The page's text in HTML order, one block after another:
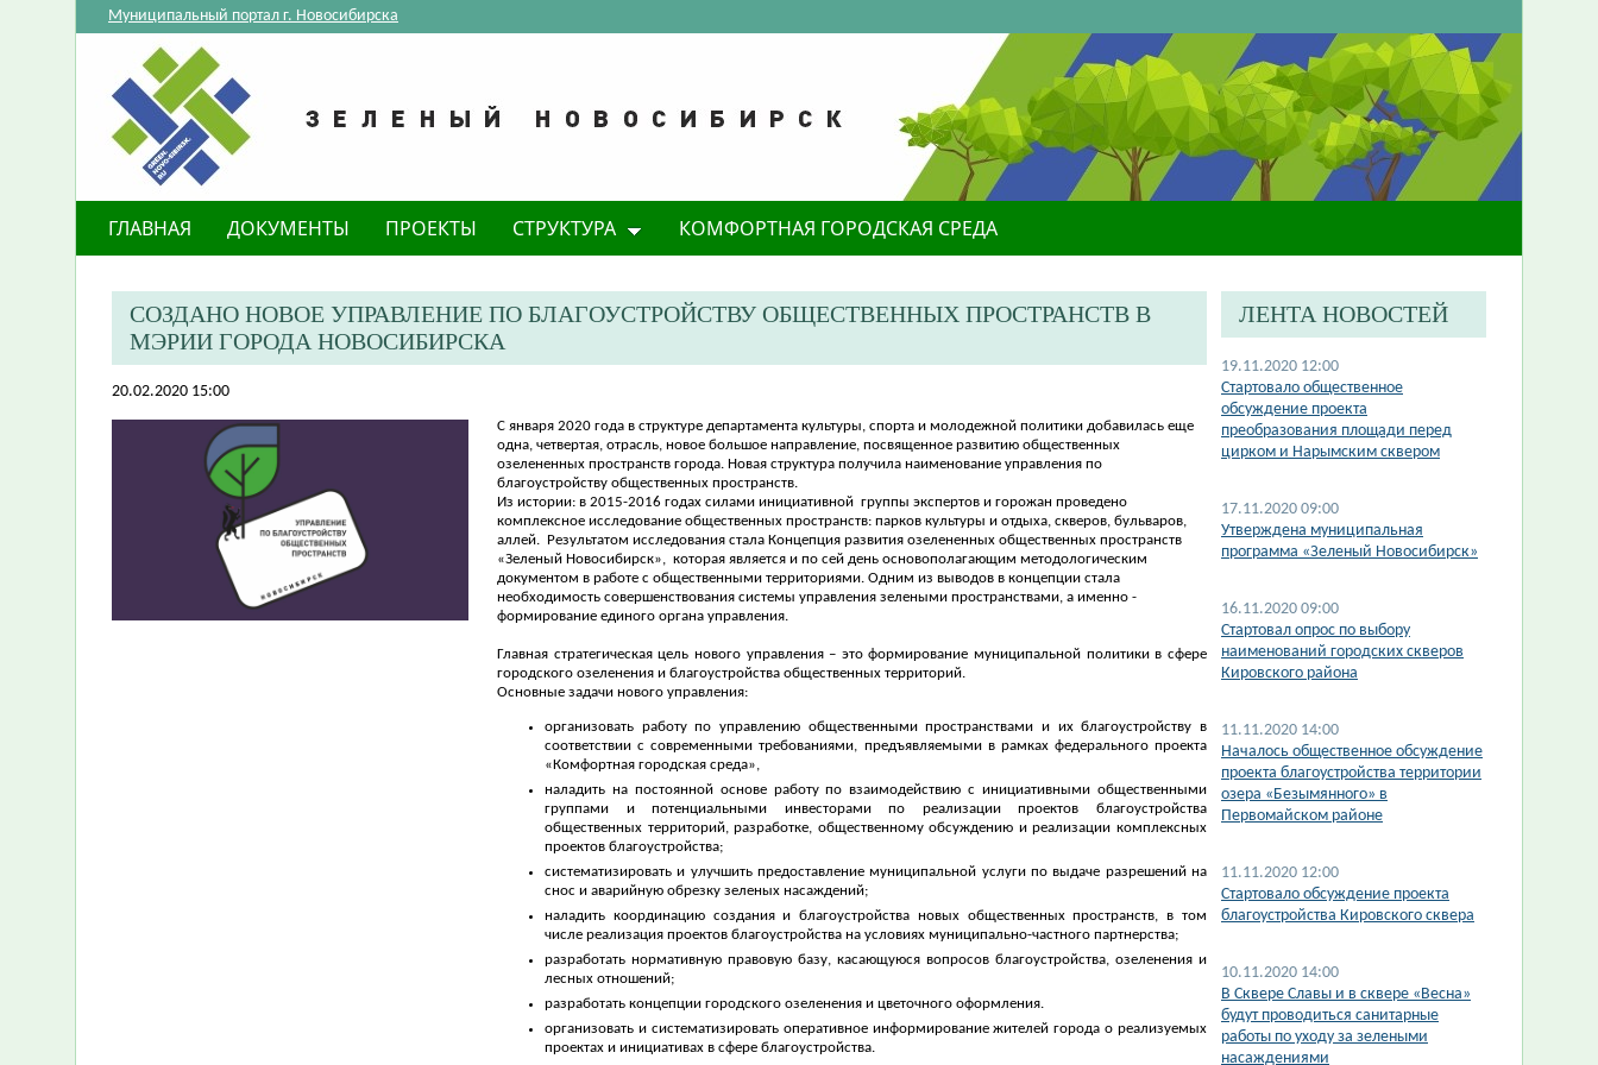
Муниципальный портал г. Новосибирска
ГЛАВНАЯ ДОКУМЕНТЫ ПРОЕКТЫ СТРУКТУРА КОМФОРТНАЯ ГОРОДСКАЯ СРЕДА
СОЗДАНО НОВОЕ УПРАВЛЕНИЕ ПО БЛАГОУСТРОЙСТВУ ОБЩЕСТВЕННЫХ ПРОСТРАНСТВ В
МЭРИИ ГОРОДА НОВОСИБИРСКА
20.02.2020 15:00
​С января 2020 года в структуре департамента культуры, спорта и молодежной политики добавилась еще
одна, четвертая, отрасль, новое большое направление, посвященное развитию общественных
озелененных пространств города. Новая структура получила наименование управления по
благоустройству общественных пространств.
Из истории: в 2015-2016 годах силами инициативной группы экспертов и горожан проведено
комплексное исследование общественных пространств: парков культуры и отдыха, скверов, бульваров,
аллей. Результатом исследования стала Концепция развития озелененных общественных пространств
«Зеленый Новосибирск», которая является и по сей день основополагающим методологическим
документом в работе с общественными территориями. Одним из выводов в концепции стала
необходимость совершенствования системы управления зелеными пространствами, а именно -
формирование единого органа управления.
Главная стратегическая цель нового управления – это формирование муниципальной политики в сфере
городского озеленения и благоустройства общественных территорий.
Основные задачи нового управления:
организовать работу по управлению общественными пространствами и их благоустройству в
соответствии с современными требованиями, предъявляемыми в рамках федерального проекта
«Комфортная городская среда»,
наладить на постоянной основе работу по взаимодействию с инициативными общественными
группами и потенциальными инвесторами по реализации проектов благоустройства
общественных территорий, разработке, общественному обсуждению и реализации комплексных
проектов благоустройства;
систематизировать и улучшить предоставление муниципальной услуги по выдаче разрешений на
снос и аварийную обрезку зеленых насаждений;
наладить координацию создания и благоустройства новых общественных пространств, в том
числе реализация проектов благоустройства на условиях муниципально-частного партнерства;
разработать нормативную правовую базу, касающуюся вопросов благоустройства, озеленения и
лесных отношений;
разработать концепции городского озеленения и цветочного оформления.
организовать и систематизировать оперативное информирование жителей города о реализуемых
проектах и инициативах в сфере благоустройства.
ЛЕНТА НОВОСТЕЙ
19.11.2020 12:00
Стартовало общественное
обсуждение проекта
преобразования площади перед
цирком и Нарымским сквером
17.11.2020 09:00
Утверждена муниципальная
программа «Зеленый Новосибирск»
16.11.2020 09:00
Cтартовал опрос по выбору
наименований городских скверов
Кировского района
11.11.2020 14:00
Началось общественное обсуждение
проекта благоустройства территории
озера «Безымянного» в
Первомайском районе
11.11.2020 12:00
Стартовало обсуждение проекта
благоустройства Кировского сквера
10.11.2020 14:00
В Сквере Славы и в сквере «Весна»
будут проводиться санитарные
работы по уходу за зелеными
насаждениями